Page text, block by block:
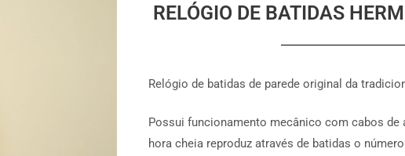
RELÓGIO DE BATIDAS
Relógio de batidas de parede original da
Possui funcionamento mecânico com cabos de
hora cheia reproduz através de batidas o